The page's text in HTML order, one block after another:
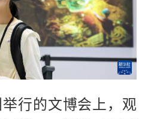
行的文博会上，观